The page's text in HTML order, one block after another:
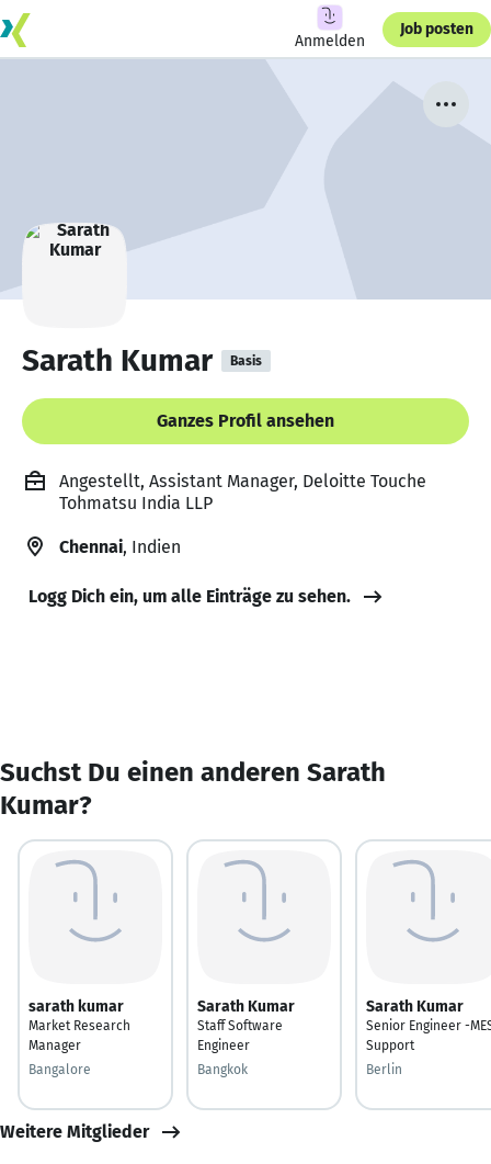
Anmelden
Job posten
Sarath Kumar Basis
Ganzes Profil ansehen
Angestellt, Assistant Manager, Deloitte Touche
Tohmatsu India LLP
Chennai, Indien
Logg Dich ein, um alle Einträge zu sehen.
Suchst Du einen anderen Sarath
Kumar?
sarath kumar
Market Research
Manager
Bangalore
Sarath Kumar
Staff Software
Engineer
Bangkok
Sarath Kumar
Senior Engineer -
Support
Berlin
Weitere Mitglieder